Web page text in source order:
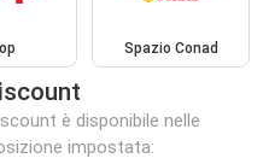
Spazio Conad
è disponibile nelle
impostata: